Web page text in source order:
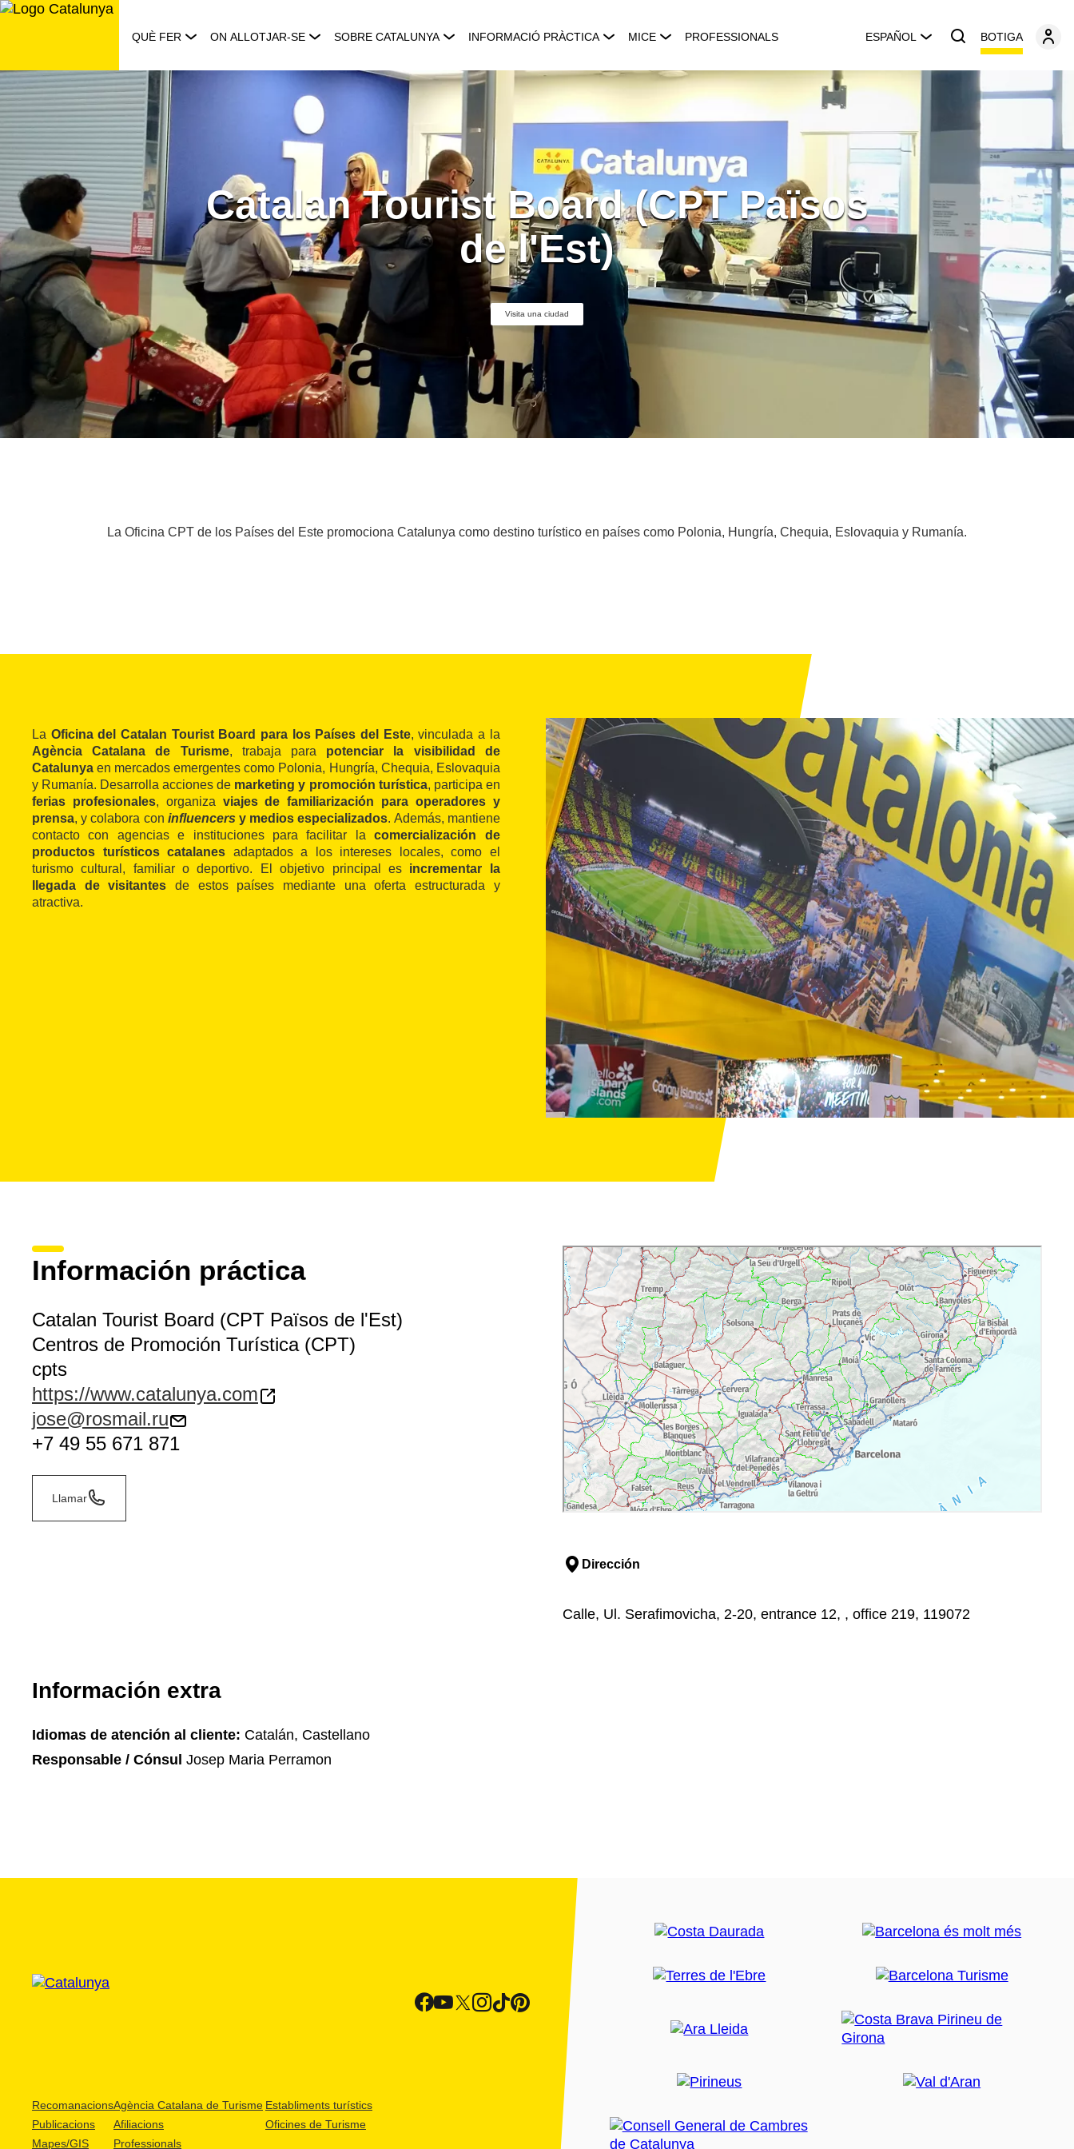
Saltar
QUÈ FER ON ALLOTJAR-SE SOBRE CATALUNYA INFORMACIÓ PRÀCTICA MICE PROFESSIONALS ESPAÑOL BOTIGA
Catalan Tourist Board (CPT Països
de l'Est)
Visita una ciudad
La Oficina CPT de los Países del Este promociona Catalunya como destino turístico en países como Polonia, Hungría, Chequia, Eslovaquia y Rumanía.
La Oficina del Catalan Tourist Board para los Países del Este, vinculada a la
Agència Catalana de Turisme, trabaja para potenciar la visibilidad de
Catalunya en mercados emergentes como Polonia, Hungría, Chequia, Eslovaquia
y Rumanía. Desarrolla acciones de marketing y promoción turística, participa en
ferias profesionales, organiza viajes de familiarización para operadores y
prensa, y colabora con influencers y medios especializados. Además, mantiene
contacto con agencias e instituciones para facilitar lacomercialización de
productos turísticos catalanes adaptados a los intereses locales, como el
turismo cultural, familiar o deportivo. El objetivo principal es incrementar la
llegada de visitantes de estos países mediante una oferta estructurada y
atractiva.
Información práctica
Catalan Tourist Board (CPT Països de l'Est)
Centros de Promoción Turística (CPT)
cpts
https://www.catalunya.com
jose@rosmail.ru
+7 49 55 671 871
Llamar
Dirección
Calle, Ul. Serafimovicha, 2-20, entrance 12, , office 219, 119072
Información extra
Idiomas de atención al cliente: Catalán, Castellano
Responsable / Cónsul Josep Maria Perramon
Recomanacions
Publicacions
Mapes/GIS
Agència Catalana de Turisme
Afiliacions
Professionals
Establiments turístics
Oficines de Turisme